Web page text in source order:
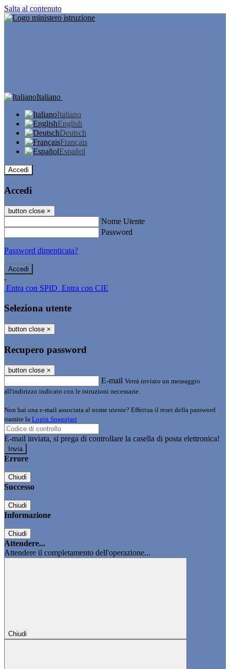
Salta al contenuto
Italiano
Italiano
English
Deutsch
Français
Español
Accedi
Accedi
button close ×
Nome Utente
Password
Password dimenticata?
-
Entra con SPID Entra con CIE
Seleziona utente
button close ×
Recupero password
button close ×
E-mail Verrà inviato un messaggio
all'indirizzo indicato con le istruzioni necessarie.
Non hai una e-mail associata al nome utente? Effettua il reset della password
tramite la Login Spaggiari
E-mail inviata, si prega di controllare la casella di posta elettronica!
Errore
Chiudi
Successo
Chiudi
Informazione
Chiudi
Attendere...
Attendere il completamento dell'operazione...
Chiudi